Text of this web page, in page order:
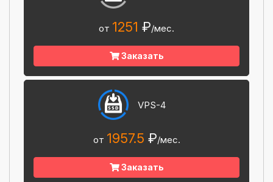
от 1251 ₽/мес.
Заказать
VPS-4
от 1957.5 ₽/мес.
Заказать